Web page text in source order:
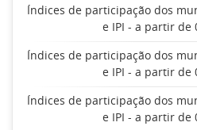
Índices de participação dos
e IPI - a partir de
Índices de participação dos
e IPI - a partir de
Índices de participação dos
e IPI - a partir de